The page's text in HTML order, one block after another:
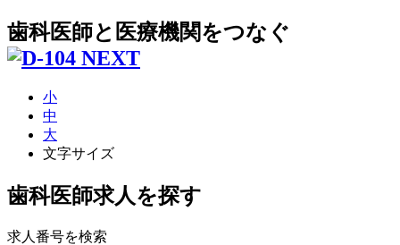
歯科医師と医療機関をつなぐ
小
中
大
文字サイズ
歯科医師求人を探す
求人番号を検索